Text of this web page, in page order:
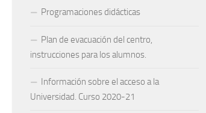
Programaciones didácticas
Plan de evacuación del centro,
instrucciones para los alumnos.
Información sobre el acceso a la
Universidad. Curso 2020-21